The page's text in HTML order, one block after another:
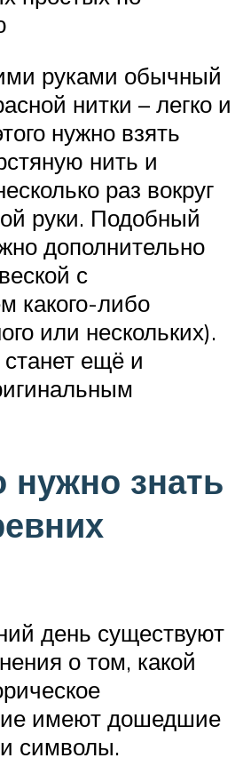
руками обычный
нитки – легко и
нужно взять
нить и
раз вокруг
руки. Подобный
дополнительно
с
какого-либо
или нескольких).
ещё и
нужно знать
день существуют
о том, какой
имеют дошедшие
символы.